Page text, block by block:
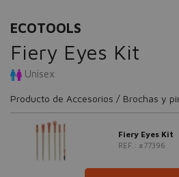
ECOTOOLS
Fiery Eyes Kit
Unisex
Producto de Accesorios / Brochas y
Fiery Eyes Kit
REF.: #77396